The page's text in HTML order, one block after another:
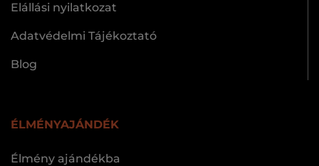
Elállási nyilatkozat
Adatvédelmi Tájékoztató
Blog
ÉLMÉNYAJÁNDÉK
Élmény ajándékba